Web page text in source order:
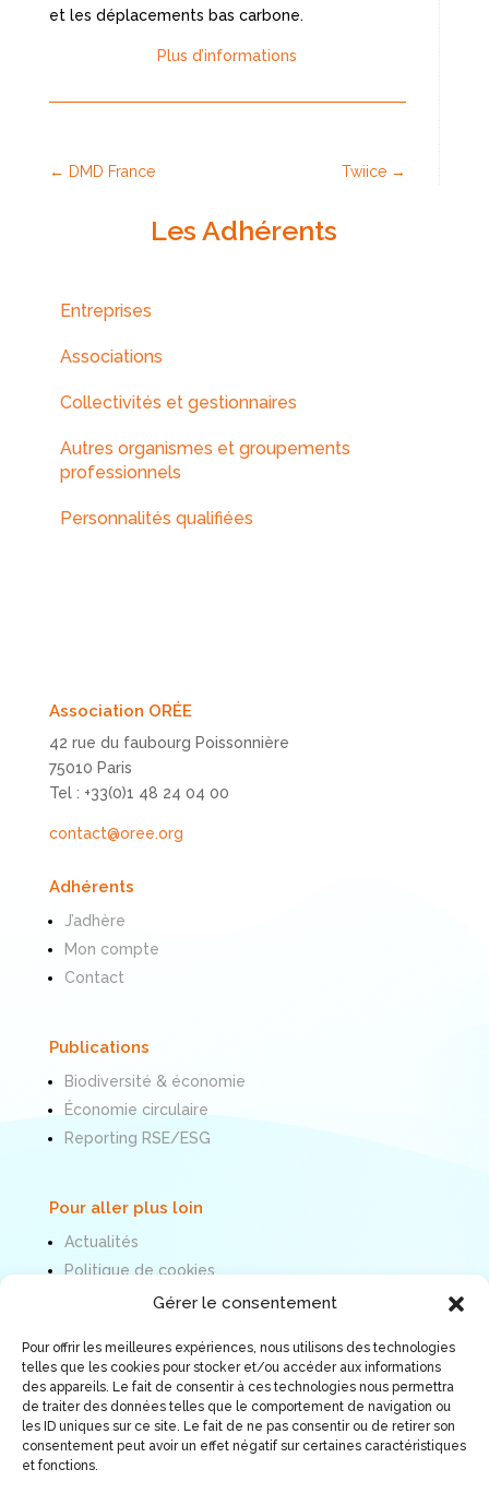
Gérer le consentement
Pour offrir les meilleures expériences, nous utilisons des technologies
telles que les cookies pour stocker et/ou accéder aux informations
des appareils. Le fait de consentir à ces technologies nous permettra
de traiter des données telles que le comportement de navigation ou
les ID uniques sur ce site. Le fait de ne pas consentir ou de retirer son
consentement peut avoir un effet négatif sur certaines caractéristiques
et fonctions.
et les déplacements bas carbone.
Plus d’informations
← DMD France Twiice →
Les Adhérents
Entreprises
Associations
Collectivités et gestionnaires
Autres organismes et groupements
professionnels
Personnalités qualifiées
Association ORÉE
42 rue du faubourg Poissonnière
75010 Paris
Tel : +33(0)1 48 24 04 00
contact@oree.org
Adhérents
J’adhère
Mon compte
Contact
Publications
Biodiversité & économie
Économie circulaire
Reporting RSE/ESG
Pour aller plus loin
Actualités
Politique de cookies
Mentions légales
Nous suivre